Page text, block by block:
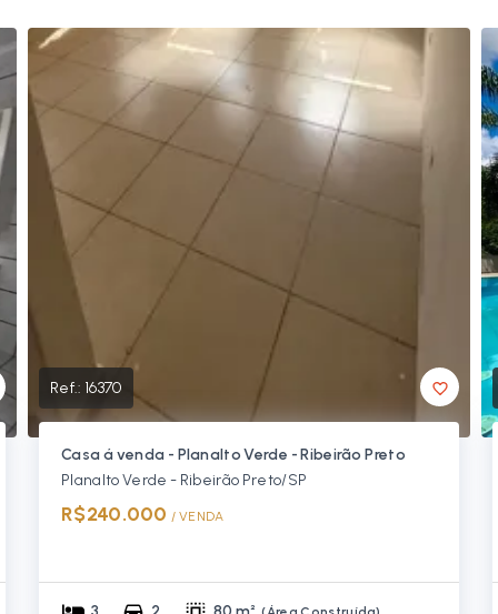
Ref.: 16370
Casa á venda - Planalto Verde - Ribeirão Preto
Planalto Verde - Ribeirão Preto/SP
R$240.000 / VENDA